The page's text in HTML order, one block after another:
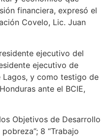
financiera, expresó el
Covelo, Lic. Juan
ejecutivo del
ejecutivo de
Lagos, y como testigo de
ante el BCIE,
Objetivos de Desarrollo
8 “Trabajo